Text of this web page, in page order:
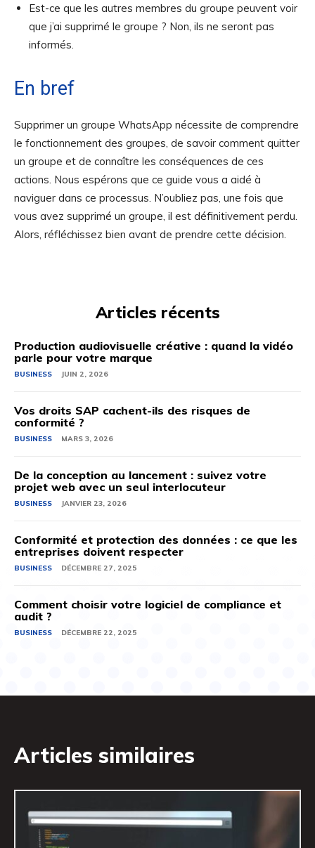
Est-ce que les autres membres du groupe peuvent voir
que j’ai supprimé le groupe ? Non, ils ne seront pas
informés.
En bref
Supprimer un groupe WhatsApp nécessite de comprendre
le fonctionnement des groupes, de savoir comment quitter
un groupe et de connaître les conséquences de ces
actions. Nous espérons que ce guide vous a aidé à
naviguer dans ce processus. N’oubliez pas, une fois que
vous avez supprimé un groupe, il est définitivement perdu.
Alors, réfléchissez bien avant de prendre cette décision.
Articles récents
Production audiovisuelle créative : quand la vidéo
parle pour votre marque
BUSINESS JUIN 2, 2026
Vos droits SAP cachent-ils des risques de
conformité ?
BUSINESS MARS 3, 2026
De la conception au lancement : suivez votre
projet web avec un seul interlocuteur
BUSINESS JANVIER 23, 2026
Conformité et protection des données : ce que les
entreprises doivent respecter
BUSINESS DÉCEMBRE 27, 2025
Comment choisir votre logiciel de compliance et
audit ?
BUSINESS DÉCEMBRE 22, 2025
Articles similaires